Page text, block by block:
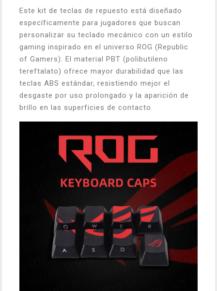
Este kit de teclas de repuesto está diseñado
específicamente para jugadores que buscan
personalizar su teclado mecánico con un estilo
gaming inspirado en el universo ROG (Republic
of Gamers). El material PBT (polibutileno
tereftalato) ofrece mayor durabilidad que las
teclas ABS estándar, resistiendo mejor el
desgaste por uso prolongado y la aparición de
brillo en las superficies de contacto.